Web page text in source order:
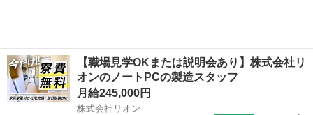
【職場見学OKまたは説明会あり】株式会社リ
オンのノートPCの製造スタッフ
月給245,000円
株式会社リオン